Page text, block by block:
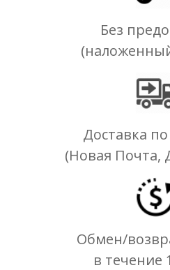
Без
Доставка
(Новая Почта,
Обмен/
в течение